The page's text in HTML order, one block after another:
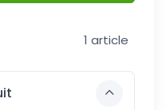
1 article